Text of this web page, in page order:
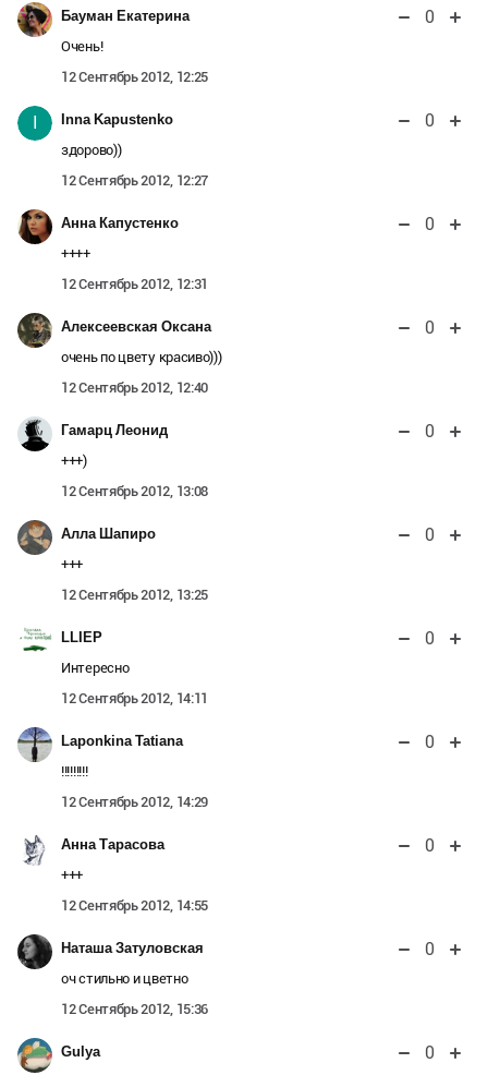
Бауман Екатерина 0
Очень!
12 Сентябрь 2012, 12:25
Inna Kapustenko 0
здорово))
12 Сентябрь 2012, 12:27
Анна Капустенко 0
++++
12 Сентябрь 2012, 12:31
Алексеевская Оксана 0
очень по цвету красиво)))
12 Сентябрь 2012, 12:40
Гамарц Леонид 0
+++)
12 Сентябрь 2012, 13:08
Алла Шапиро 0
+++
12 Сентябрь 2012, 13:25
LLIEP 0
Интересно
12 Сентябрь 2012, 14:11
Laponkina Tatiana 0
!!!!!!!!!
12 Сентябрь 2012, 14:29
Анна Тарасова 0
+++
12 Сентябрь 2012, 14:55
Наташа Затуловская 0
оч стильно и цветно
12 Сентябрь 2012, 15:36
Gulya 0